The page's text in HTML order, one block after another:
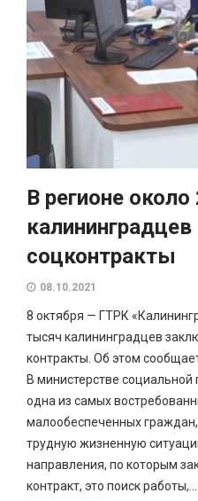
В регионе
соцконтракты
08.10.2021
8 октября — ГТРК
тысяч калининградцев
контракты. Об этом
В министерстве социальной
одна из самых
малообеспеченных
трудную жизненную
направления, по которым
контракт, это поиск работы,...